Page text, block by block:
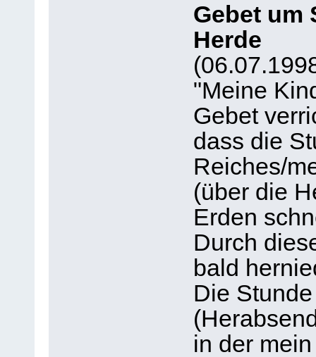
Gebet um
Herde
"Meine
Gebet
dass die
Reiches/
(über die
Erden
Durch
bald
Die
in der